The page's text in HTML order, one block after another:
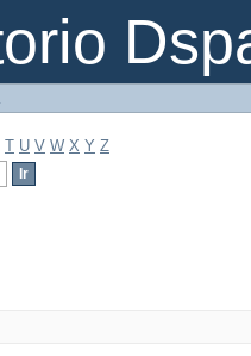
T U V W X Y Z